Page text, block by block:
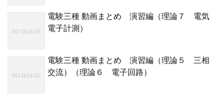
電験三種 動画まとめ 演習編（理論７ 電気
電子計測）
電験三種 動画まとめ 演習編（理論５ 三相
交流）（理論６ 電子回路）